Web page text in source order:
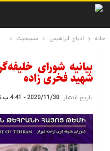
خانه ادیان ابراهیمی مسیحیت
بیانیه شورای
شهید فخری زاده
تاریخ انتشار: 2020/11/30 - 4:41 ب.ظ